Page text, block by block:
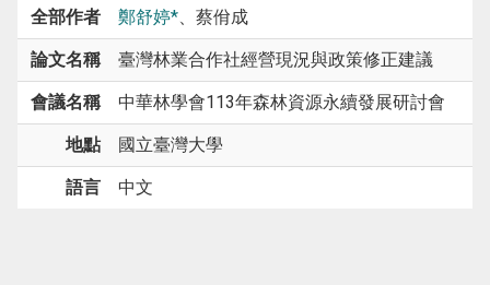
全部作者 鄭舒婷*、蔡佾成
論文名稱 臺灣林業合作社經營現況與政策修正建議
會議名稱 中華林學會113年森林資源永續發展研討會
地點 國立臺灣大學
語言 中文